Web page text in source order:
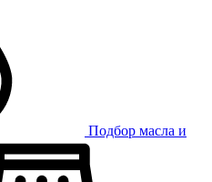
Подбор масла и